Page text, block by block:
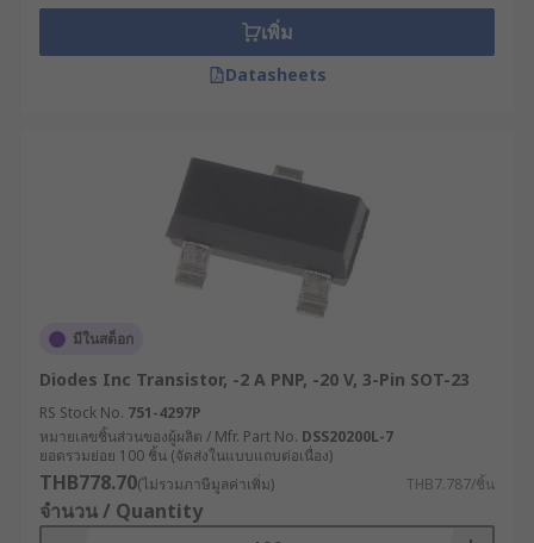
ควบคุมกระแสไฟฟ้าในวงจรกำลัง
ทรานซิสเตอร์มีกี่ชนิด ?
คุณสามารถเลือกใช้ตามรูปแบบและวัตถุประสงค์ใน
การใช้งานได้จากทรานซิสเตอร์หลากหลายประเภท
ทรานซิสเตอร์ NPN : เป็นประเภทที่มีชั้นกลางเป็น
สารชนิด P อยู่ระหว่างชั้น N สองชั้น ซึ่งคนส่วน
ใหญ่มักมีคำถามว่า ทรานซิสเตอร์ NPN มีเบอร์
อะไรบ้าง คำตอบคือมีหลายเบอร์ ขึ้นอยู่กับการใช้
งาน เช่น 2N3904, BC547, 2N2222
ทรานซิสเตอร์ PNP : มีโครงสร้างตรงข้ามกับ
NPN โดยมีชั้นกลางเป็นสารชนิด N อยู่ระหว่าง
ชั้น P สองชั้น
ดิจิทัลทรานซิสเตอร์ : ออกแบบมาเพื่อใช้งานใน
เพิ่ม
Datasheets
มีในสต็อก
Diodes Inc Transistor, -2 A PNP, -20 V, 3-Pin SOT-23
RS Stock No. 751-4297P
หมายเลขชิ้นส่วนของผู้ผลิต / Mfr. Part No. DSS20200L-7
ยอดรวมย่อย 100 ชิ้น (จัดส่งในแบบแถบต่อเนื่อง)
THB778.70(ไม่รวมภาษีมูลค่าเพิ่ม) THB7.787/ชิ้น
จำนวน / Quantity